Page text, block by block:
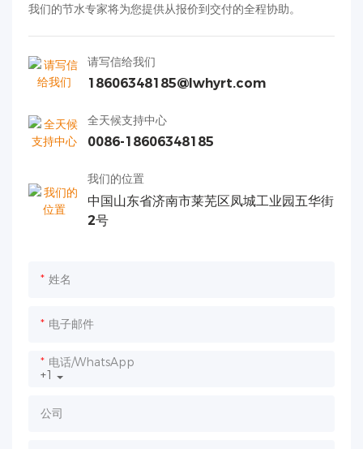
我们的节水专家将为您提供从报价到交付的全程协助。
请写信给我们
18606348185@lwhyrt.com
全天候支持中心
0086-18606348185
我们的位置
中国山东省济南市莱芜区凤城工业园五华街
2号
姓名
电子邮件
+1
电话/WhatsApp
公司